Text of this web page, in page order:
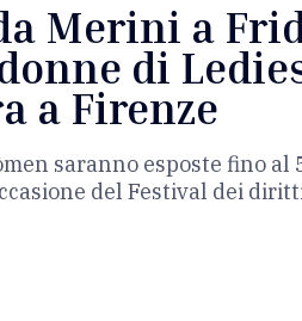
Merini a
di
a Firenze
saranno esposte fino al
del Festival dei